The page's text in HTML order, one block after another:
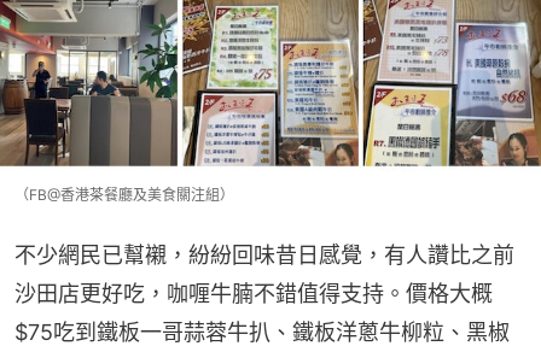
（FB@香港茶餐廳及美食關注組）
不少網民已幫襯，紛紛回味昔日感覺，有人讚比之前
沙田店更好吃，咖喱牛腩不錯值得支持。價格大概
$75吃到鐵板一哥蒜蓉牛扒、鐵板洋蔥牛柳粒、黑椒